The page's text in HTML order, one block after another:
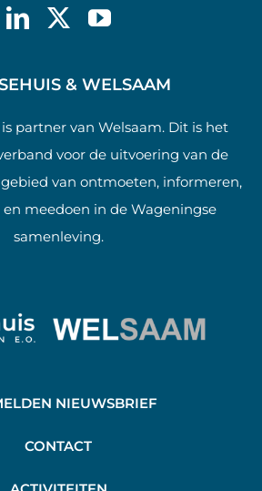
& WELSAAM
partner van Welsaam. Dit is het
voor de uitvoering van de
van ontmoeten, informeren,
meedoen in de Wageningse
samenleving.
NIEUWSBRIEF
CONTACT